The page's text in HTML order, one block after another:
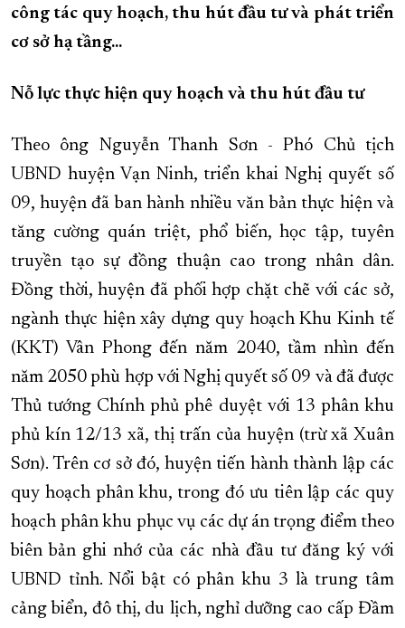
công tác quy hoạch, thu hút đầu tư và phát triển
cơ sở hạ tầng...
Nỗ lực thực hiện quy hoạch và thu hút đầu tư
Theo ông Nguyễn Thanh Sơn - Phó Chủ tịch
UBND huyện Vạn Ninh, triển khai Nghị quyết số
09, huyện đã ban hành nhiều văn bản thực hiện và
tăng cường quán triệt, phổ biến, học tập, tuyên
truyền tạo sự đồng thuận cao trong nhân dân.
Đồng thời, huyện đã phối hợp chặt chẽ với các sở,
ngành thực hiện xây dựng quy hoạch Khu Kinh tế
(KKT) Vân Phong đến năm 2040, tầm nhìn đến
năm 2050 phù hợp với Nghị quyết số 09 và đã được
Thủ tướng Chính phủ phê duyệt với 13 phân khu
phủ kín 12/13 xã, thị trấn của huyện (trừ xã Xuân
Sơn). Trên cơ sở đó, huyện tiến hành thành lập các
quy hoạch phân khu, trong đó ưu tiên lập các quy
hoạch phân khu phục vụ các dự án trọng điểm theo
biên bản ghi nhớ của các nhà đầu tư đăng ký với
UBND tỉnh. Nổi bật có phân khu 3 là trung tâm
cảng biển, đô thị, du lịch, nghỉ dưỡng cao cấp Đầm